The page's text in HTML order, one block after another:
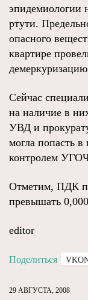
эпидемиологии
ртути.
опасного
квартире
Сейчас
на наличие в
УВД и
могла попасть в
контролем
Отметим, ПДК
превышать
editor
Поделиться
29 АВГУСТА, 2008